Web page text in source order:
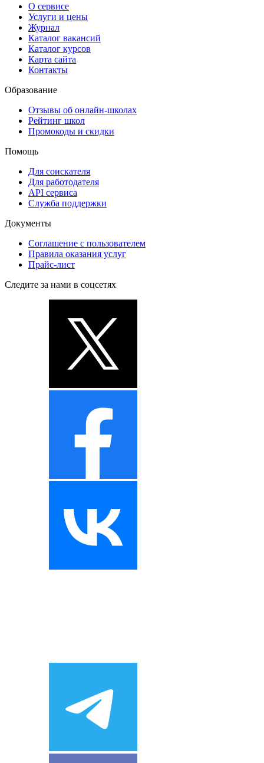
О сервисе
Услуги и цены
Журнал
Каталог вакансий
Каталог курсов
Карта сайта
Контакты
Образование
Отзывы об онлайн-школах
Рейтинг школ
Промокоды и скидки
Помощь
Для соискателя
Для работодателя
API сервиса
Служба поддержки
Документы
Соглашение с пользователем
Правила оказания услуг
Прайс-лист
Следите за нами в соцсетях